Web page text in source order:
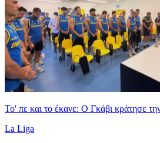
Το' πε και το έκανε: Ο Γκάβι κράτησε
La Liga